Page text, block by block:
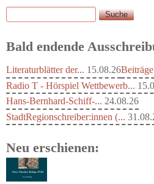
Suchformular
Suche
Bald endende
Literaturblätter der... 15.08.26
Radio T - Hörspiel Wettbewerb...
Hans-Bernhard-Schiff-... 24.08.26
StadtRegionschreiber:innen (...
Neu erschienen: